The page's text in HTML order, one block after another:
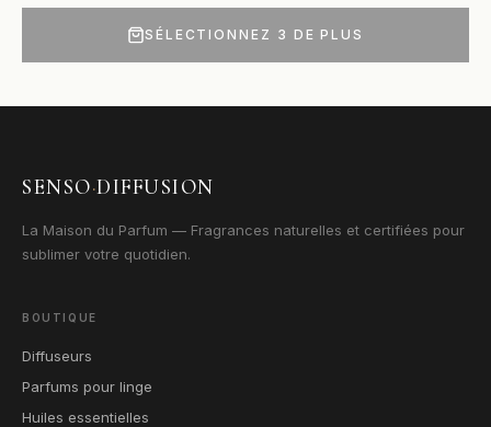
SÉLECTIONNEZ 3 DE PLUS
SENSO·DIFFUSION
La Maison du Parfum — Fragrances naturelles et certifiées pour
sublimer votre quotidien.
BOUTIQUE
Diffuseurs
Parfums pour linge
Huiles essentielles